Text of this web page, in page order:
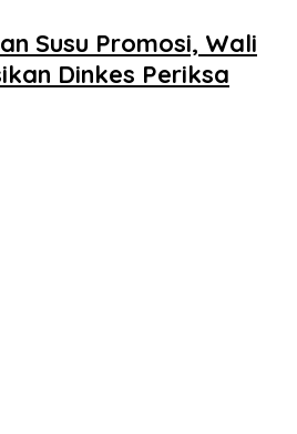
Susu Promosi, Wali
Dinkes Periksa